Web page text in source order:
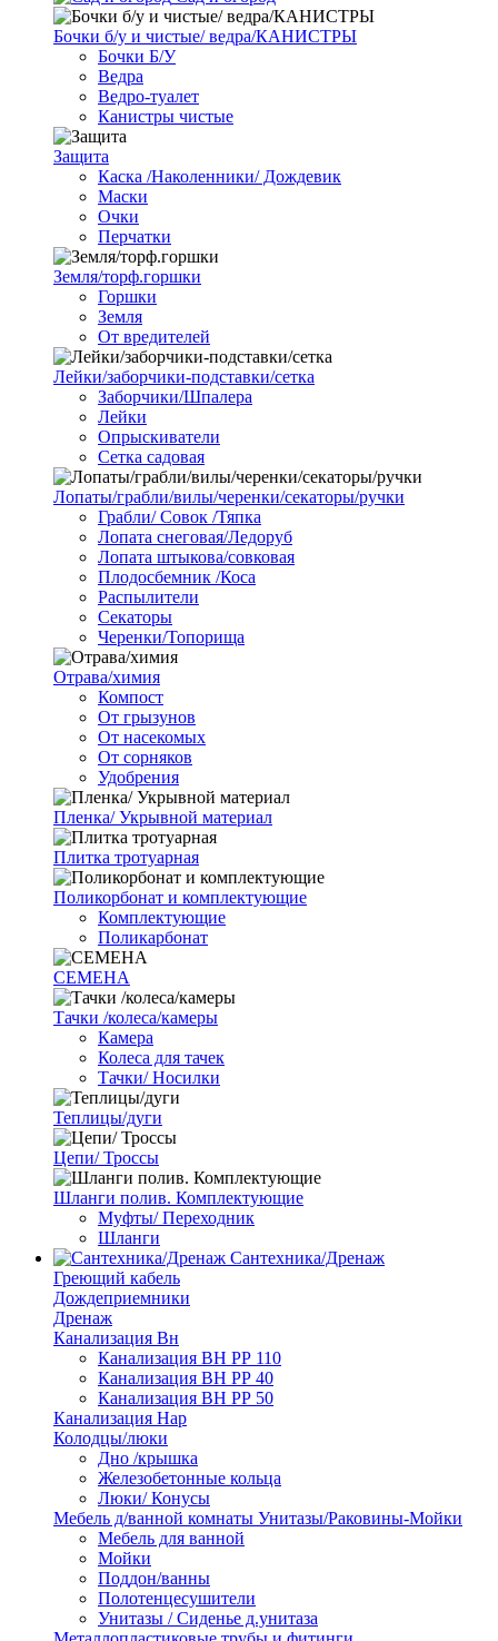
Бочки б/у и чистые/ ведра/КАНИСТРЫ
Бочки Б/У
Ведра
Ведро-туалет
Канистры чистые
Защита
Каска /Наколенники/ Дождевик
Маски
Очки
Перчатки
Земля/торф.горшки
Горшки
Земля
От вредителей
Лейки/заборчики-подставки/сетка
Заборчики/Шпалера
Лейки
Опрыскиватели
Сетка садовая
Лопаты/грабли/вилы/черенки/секаторы/ручки
Грабли/ Совок /Тяпка
Лопата снеговая/Ледоруб
Лопата штыкова/совковая
Плодосбемник /Коса
Распылители
Секаторы
Черенки/Топорища
Отрава/химия
Компост
От грызунов
От насекомых
От сорняков
Удобрения
Пленка/ Укрывной материал
Плитка тротуарная
Поликорбонат и комплектующие
Комплектующие
Поликарбонат
СЕМЕНА
Тачки /колеса/камеры
Камера
Колеса для тачек
Тачки/ Носилки
Теплицы/дуги
Цепи/ Троссы
Шланги полив. Комплектующие
Муфты/ Переходник
Шланги
Сантехника/Дренаж
Греющий кабель
Дождеприемники
Дренаж
Канализация Вн
Канализация ВН РР 110
Канализация ВН РР 40
Канализация ВН РР 50
Канализация Нар
Колодцы/люки
Дно /крышка
Железобетонные кольца
Люки/ Конусы
Мебель д/ванной комнаты Унитазы/Раковины-Мойки
Мебель для ванной
Мойки
Поддон/ванны
Полотенцесушители
Унитазы / Сиденье д.унитаза